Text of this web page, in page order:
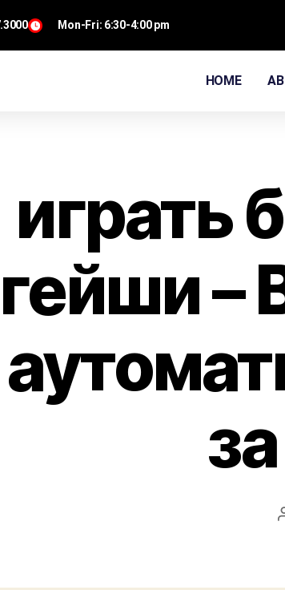
Mon-Fri: 6:30-4:00 pm
HOME
играть
гейши –